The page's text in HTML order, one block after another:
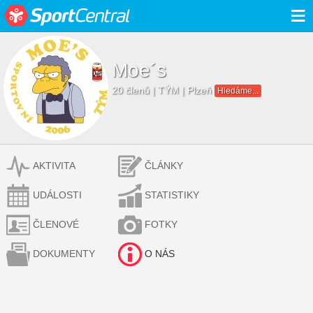
≡
Moe´s
20 členů | TÝM | Plzeň Hledáme...
AKTIVITA ČLÁNKY
UDÁLOSTI STATISTIKY
ČLENOVÉ FOTKY
DOKUMENTY O NÁS